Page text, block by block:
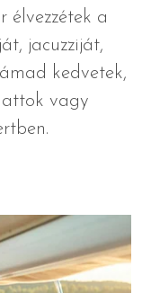
élvezzétek a
jacuzziját,
kedvetek,
vagy